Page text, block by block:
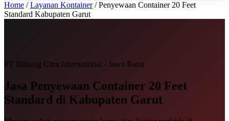
Home / Layanan Kontainer / Penyewaan Container 20 Feet
Standard Kabupaten Garut
PT Bintang Citra International - Jawa Barat
Jasa Penyewaan Container 20 Feet
Standard di Kabupaten Garut